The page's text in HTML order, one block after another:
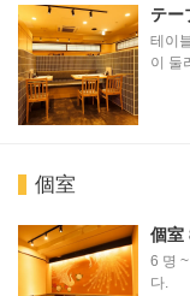
テー
테이
이 둘
個室
個室
6 명
다.